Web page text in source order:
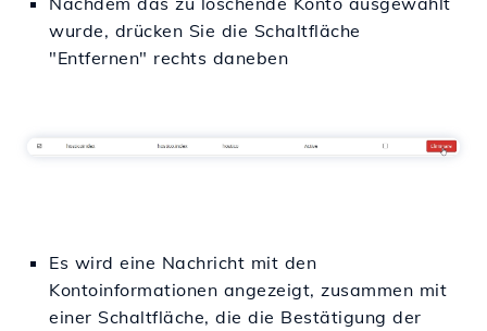
wurde, drücken Sie die Schaltfläche
"Entfernen" rechts daneben
Es wird eine Nachricht mit den
Kontoinformationen angezeigt, zusammen mit
einer Schaltfläche, die die Bestätigung der